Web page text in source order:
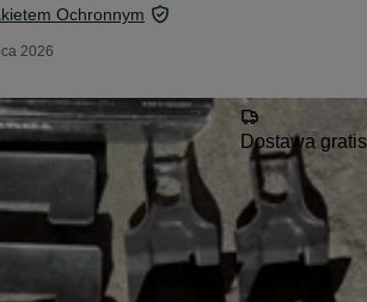
Ochronnym
2026
Dostawa gratis